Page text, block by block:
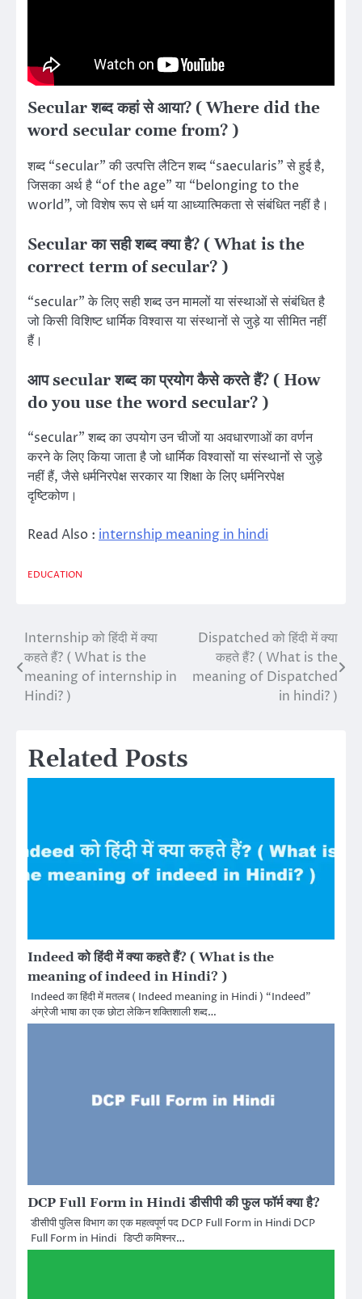
Secular शब्द कहां से आया? ( Where did the
word secular come from? )
शब्द “secular” की उत्पत्ति लैटिन शब्द “saecularis” से हुई है,
जिसका अर्थ है “of the age” या “belonging to the
world”, जो विशेष रूप से धर्म या आध्यात्मिकता से संबंधित नहीं है।
Secular का सही शब्द क्या है? ( What is the
correct term of secular? )
“secular” के लिए सही शब्द उन मामलों या संस्थाओं से संबंधित है
जो किसी विशिष्ट धार्मिक विश्वास या संस्थानों से जुड़े या सीमित नहीं
हैं।
आप secular शब्द का प्रयोग कैसे करते हैं? ( How
do you use the word secular? )
“secular” शब्द का उपयोग उन चीजों या अवधारणाओं का वर्णन
करने के लिए किया जाता है जो धार्मिक विश्वासों या संस्थानों से जुड़े
नहीं हैं, जैसे धर्मनिरपेक्ष सरकार या शिक्षा के लिए धर्मनिरपेक्ष
दृष्टिकोण।
Read Also : internship meaning in hindi
EDUCATION
Post
navigation
Internship को हिंदी में क्या
कहते हैं? ( What is the
meaning of internship in
Hindi? )
Dispatched को हिंदी में क्या
कहते हैं? ( What is the
meaning of Dispatched
in hindi? )
Related Posts
Indeed को हिंदी में क्या कहते हैं? ( What is the
meaning of indeed in Hindi? )
Indeed का हिंदी में मतलब ( Indeed meaning in Hindi ) “Indeed”
अंग्रेजी भाषा का एक छोटा लेकिन शक्तिशाली शब्द…
DCP Full Form in Hindi डीसीपी की फुल फॉर्म क्या है?
डीसीपी पुलिस विभाग का एक महत्वपूर्ण पद DCP Full Form in Hindi DCP
Full Form in Hindi डिप्टी कमिश्नर…